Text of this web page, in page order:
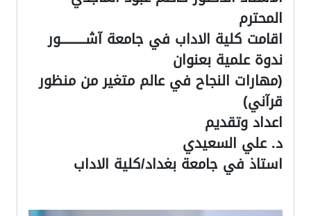
المحترم
اقامت كلية الاداب في جامعة آشــــــــــــور
ندوة علمية بعنوان
(مهارات النجاح في عالم متغير من منظور
قرآني)
اعداد وتقديم
د. علي السعيدي
استاذ في جامعة بغداد/كلية الاداب